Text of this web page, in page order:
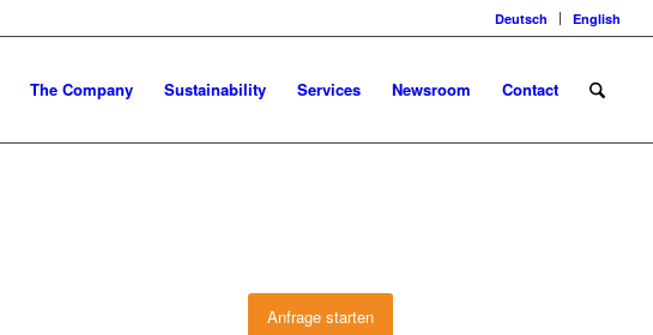
Deutsch English
The Company Sustainability Services Newsroom Contact
Anfrage starten